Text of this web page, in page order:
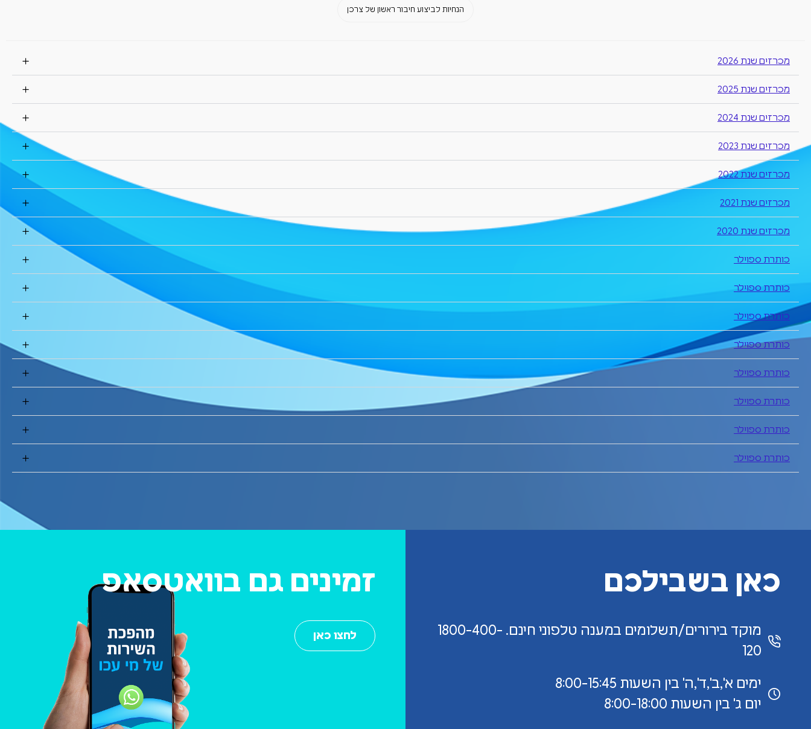
קבלת קהל ביום שני 03/08/26
הנחיות לביצוע חיבור ראשון של צרכן
מכרזים שנת 2026
מכרזים שנת 2025
מכרזים שנת 2024
מכרזים שנת 2023
מכרזים שנת 2022
מכרזים שנת 2021
מכרזים שנת 2020
כותרת ספוילר
כותרת ספוילר
כותרת ספוילר
כותרת ספוילר
כותרת ספוילר
כותרת ספוילר
כותרת ספוילר
כותרת ספוילר
כאן בשבילכם
מוקד בירורים/תשלומים במענה טלפוני חינם. 1800-400-
120
ימים א',ב',ד',ה' בין השעות 8:00-15:45
יום ג' בין השעות 8:00-18:00
זמינים גם בוואטסאפ
לחצו כאן